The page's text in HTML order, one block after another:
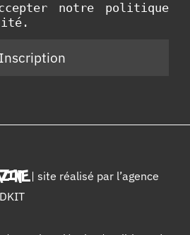
notre politique
| site réalisé par l’agence